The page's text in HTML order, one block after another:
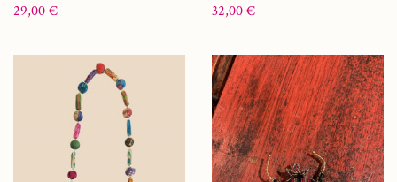
Prix
29,00 € Prix
32,00 €